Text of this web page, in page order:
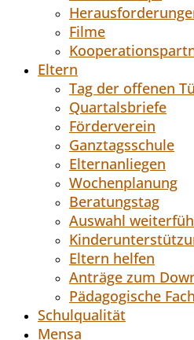
Filme
Eltern
Tag der offenen
Quartalsbriefe
Förderverein
Ganztagsschule
Elternanliegen
Wochenplanung
Beratungstag
Auswahl
Eltern helfen
Anträge zum
Pädagogische
Schulqualität
Mensa